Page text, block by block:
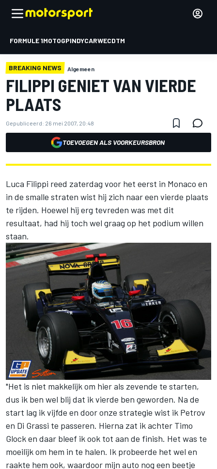
FORMULE 1MOTOGPINDYCARWECDTM
BREAKING NEWS Algemeen
FILIPPI GENIET VAN VIERDE
PLAATS
Gepubliceerd: 26 mei 2007, 20:48
TOEVOEGEN ALS VOORKEURSBRON
Luca Filippi reed zaterdag voor het eerst in Monaco en
in de smalle straten wist hij zich naar een vierde plaats
te rijden. Hoewel hij erg tevreden was met dit
resultaat, had hij toch wel graag op het podium willen
staan.
"Het is niet makkelijk om hier als zevende te starten,
dus ik ben wel blij dat ik vierde ben geworden. Na de
start lag ik vijfde en door onze strategie wist ik Petrov
en Di Grassi te passeren. Hierna zat ik achter Timo
Glock en daar bleef ik ook tot aan de finish. Het was te
moeilijk om hem in te halen. Ik probeerde het wel en
raakte hem ook, waardoor mijn auto nog een beetje